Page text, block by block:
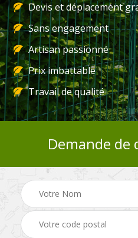
Devis et déplacement
Sans engagement
Artisan passionné
Prix imbattable
Travail de qualité
Demande